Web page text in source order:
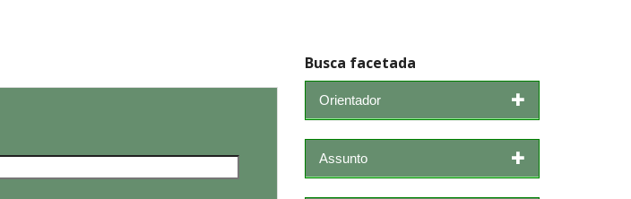
Busca facetada
Orientador
Assunto